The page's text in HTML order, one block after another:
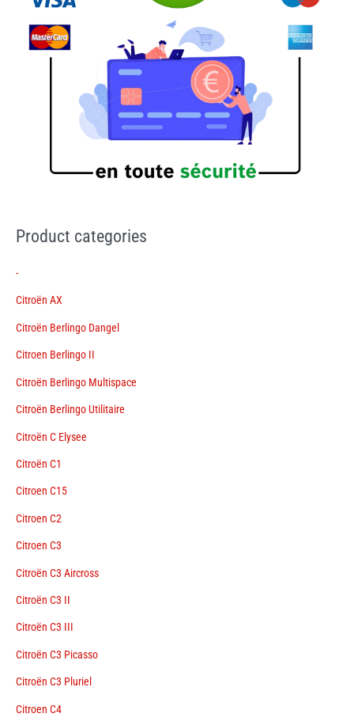
Product categories
-
Citroën AX
Citroën Berlingo Dangel
Citroen Berlingo II
Citroën Berlingo Multispace
Citroën Berlingo Utilitaire
Citroën C Elysee
Citroën C1
Citroen C15
Citroen C2
Citroen C3
Citroën C3 Aircross
Citroën C3 II
Citroën C3 III
Citroën C3 Picasso
Citroën C3 Pluriel
Citroen C4